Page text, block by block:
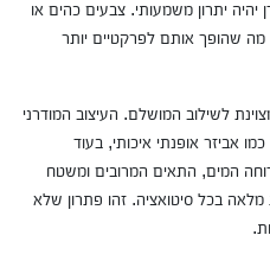
יתרון משמעותי. צבעים כהים או
מה שהופך אותם לפרקטיים יותר
לשילוב המושלם. העיצוב המודרני
אביזר אופנתי איכותי, בעוד
המים, התאים המרובים ומשטח
בכל סיטואציה. זהו פתרון שלא